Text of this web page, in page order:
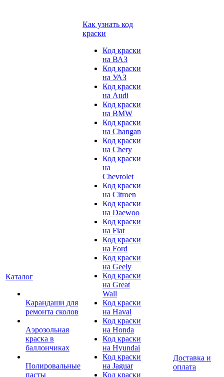
Каталог
Карандаши для
ремонта сколов
Аэрозольная
краска в
баллончиках
Полировальные
пасты
Как узнать код
краски
Код краски
на ВАЗ
Код краски
на УАЗ
Код краски
на Audi
Код краски
на BMW
Код краски
на Changan
Код краски
на Chery
Код краски
на
Chevrolet
Код краски
на Citroen
Код краски
на Daewoo
Код краски
на Fiat
Код краски
на Ford
Код краски
на Geely
Код краски
на Great
Wall
Код краски
на Haval
Код краски
на Honda
Код краски
на Hyundai
Код краски
на Jaguar
Код краски
Доставка и
оплата